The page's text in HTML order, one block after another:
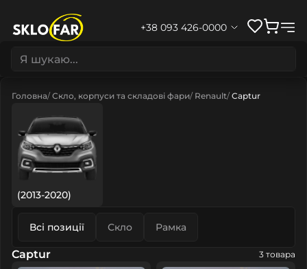
+38 093 426-0000
Головна Скло, корпуси та складові фари Renault Captur
(2013-2020)
Всі позиції Скло Рамка
Captur 3 товара